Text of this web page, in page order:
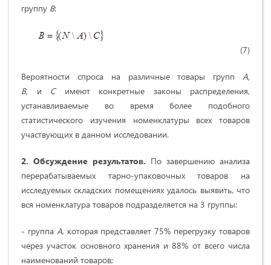
группу В:
(7)
Вероятности спроса на различные товары групп А,
В, и Симеют конкретные законы распределения,
устанавливаемые во время более подобного
статистического изучения номенклатуры всех товаров
участвующих в данном исследовании.
2. Обсуждение результатов. По завершению анализа
перерабатываемых тарно-упаковочных товаров на
исследуемых складских помещениях удалось выявить, что
вся номенклатура товаров подразделяется на 3 группы:
- группа А, которая представляет 75% перегрузку товаров
через участок основного хранения и 88% от всего числа
наименований товаров;